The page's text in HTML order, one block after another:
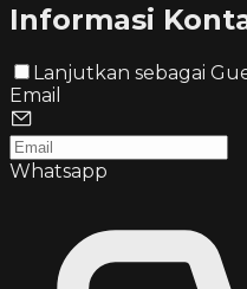
Informasi
Lanjutkan sebagai
Email
Whatsapp